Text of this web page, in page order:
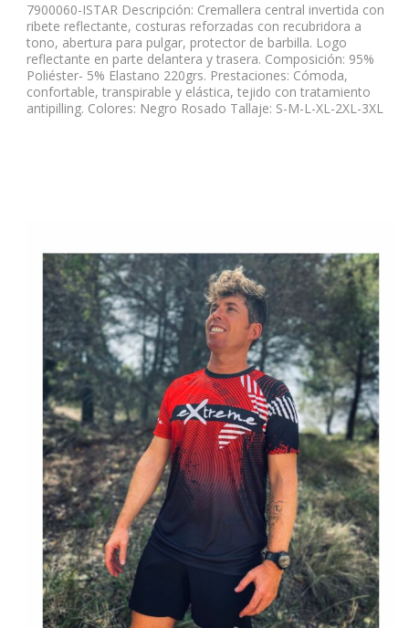
7900060-ISTAR Descripción: Cremallera central invertida con
ribete reflectante, costuras reforzadas con recubridora a
tono, abertura para pulgar, protector de barbilla. Logo
reflectante en parte delantera y trasera. Composición: 95%
Poliéster- 5% Elastano 220grs. Prestaciones: Cómoda,
confortable, transpirable y elástica, tejido con tratamiento
antipilling. Colores: Negro Rosado Tallaje: S-M-L-XL-2XL-3XL